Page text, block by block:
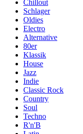
Chillout
Schlager
Oldies
Electro
Alternative
80er
Klassik
House
Jazz
Indie
Classic Rock
Country
Soul
Techno
R'n'B